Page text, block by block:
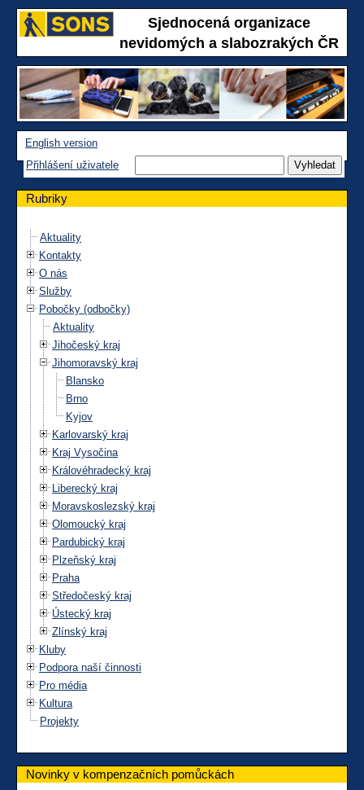
Sjednocená organizace
nevidomých a slabozrakých ČR
English version
Přihlášení uživatele
Rubriky
Aktuality
Kontakty
O nás
Služby
Pobočky (odbočky)
Aktuality
Jihočeský kraj
Jihomoravský kraj
Blansko
Brno
Kyjov
Karlovarský kraj
Kraj Vysočina
Královéhradecký kraj
Liberecký kraj
Moravskoslezský kraj
Olomoucký kraj
Pardubický kraj
Plzeňský kraj
Praha
Středočeský kraj
Ústecký kraj
Zlínský kraj
Kluby
Podpora naší činnosti
Pro média
Kultura
Projekty
Novinky v kompenzačních pomůckách